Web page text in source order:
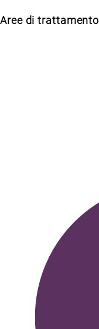
Aree di trattamento